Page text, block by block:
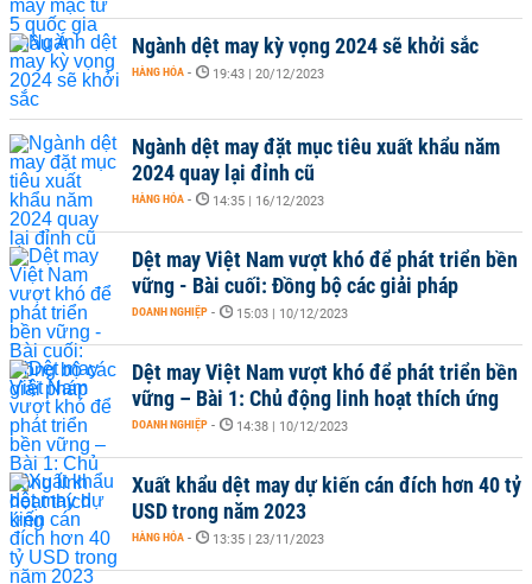
Ngành dệt may kỳ vọng 2024 sẽ khởi sắc
HÀNG HÓA - 19:43 | 20/12/2023
Ngành dệt may đặt mục tiêu xuất khẩu năm
2024 quay lại đỉnh cũ
HÀNG HÓA - 14:35 | 16/12/2023
Dệt may Việt Nam vượt khó để phát triển bền
vững - Bài cuối: Đồng bộ các giải pháp
DOANH NGHIỆP - 15:03 | 10/12/2023
Dệt may Việt Nam vượt khó để phát triển bền
vững – Bài 1: Chủ động linh hoạt thích ứng
DOANH NGHIỆP - 14:38 | 10/12/2023
Xuất khẩu dệt may dự kiến cán đích hơn 40 tỷ
USD trong năm 2023
HÀNG HÓA - 13:35 | 23/11/2023